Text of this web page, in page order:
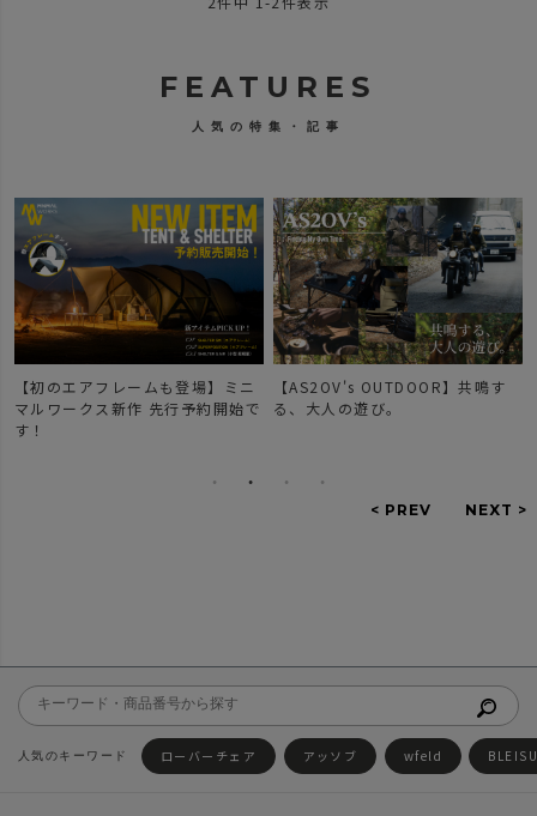
FEATURES
人気の特集・記事
【初のエアフレームも登場】ミニ
マルワークス新作 先行予約開始で
す！
【AS2OV's OUTDOOR】共鳴す
る、大人の遊び。
ローバーチェア アッソブ wfeld